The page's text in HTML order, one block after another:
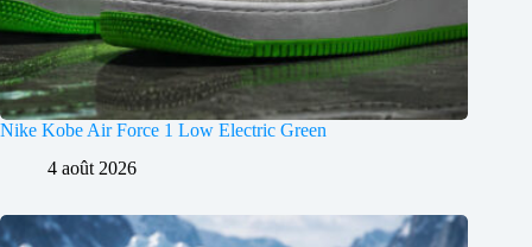
Nike Kobe Air Force 1 Low Electric Green
4 août 2026